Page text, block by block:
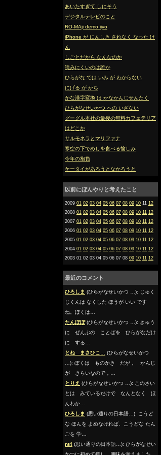
あいたすぎて しにそう
デジタルテレビのこと
RO-MAji demo iiyo
iPhone が にんしき されなく なった け
ん
しごとだから なんなのか
読みにくいのは誰か
ひらがな では いみ が わからない
にげる が かち
かな漢字変換 は かなかんじせんたく
ひらがなせいかつ への いざない
グーグル本社の最後の無料カフェテリア
はどこか
サルモネラとマリファナ
寒空の下でめしを食べる愉しみ
今年の抱負
ケータイがあろうとなかろうと
以前にぼんやりと考えたこと
2009 01 02 03 04 05 06 07 08 09 10 11 12
2008 01 02 03 04 05 06 07 08 09 10 11 12
2007 01 02 03 04 05 06 07 08 09 10 11 12
2006 01 02 03 04 05 06 07 08 09 10 11 12
2005 01 02 03 04 05 06 07 08 09 10 11 12
2004 01 02 03 04 05 06 07 08 09 10 11 12
2003 01 02 03 04 05 06 07 08 09 10 11 12
最近のコメント
ひろしま (ひらがなせいかつ …): じゅく
じくんは なくした ほうが いい です
ね。ぼくは…
たんぽぽ(ひらがなせいかつ …): きゅう
に ぜんぶの ことばを ひらがなだけ
に する…
とね まさひこ…
(ひらがなせいかつ
…): ぼくは ものかき だが， かんじ
が きらいなので，…
とりえ (ひらがなせいかつ …): このさい
とは みているだけで なんとなく ほ
んわか…
ひろしま (思い通りの日本語…): こうど
な ほんを よめなければ、こうどな たん
ごを 学…
nt4 (思い通りの日本語…): ひらがなせい